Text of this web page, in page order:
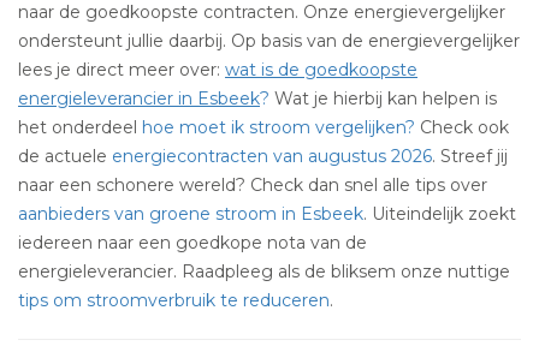
naar de goedkoopste contracten. Onze energievergelijker
ondersteunt jullie daarbij. Op basis van de energievergelijker
lees je direct meer over: wat is de goedkoopste
energieleverancier in Esbeek? Wat je hierbij kan helpen is
het onderdeel hoe moet ik stroom vergelijken? Check ook
de actuele energiecontracten van augustus 2026. Streef jij
naar een schonere wereld? Check dan snel alle tips over
aanbieders van groene stroom in Esbeek. Uiteindelijk zoekt
iedereen naar een goedkope nota van de
energieleverancier. Raadpleeg als de bliksem onze nuttige
tips om stroomverbruik te reduceren.